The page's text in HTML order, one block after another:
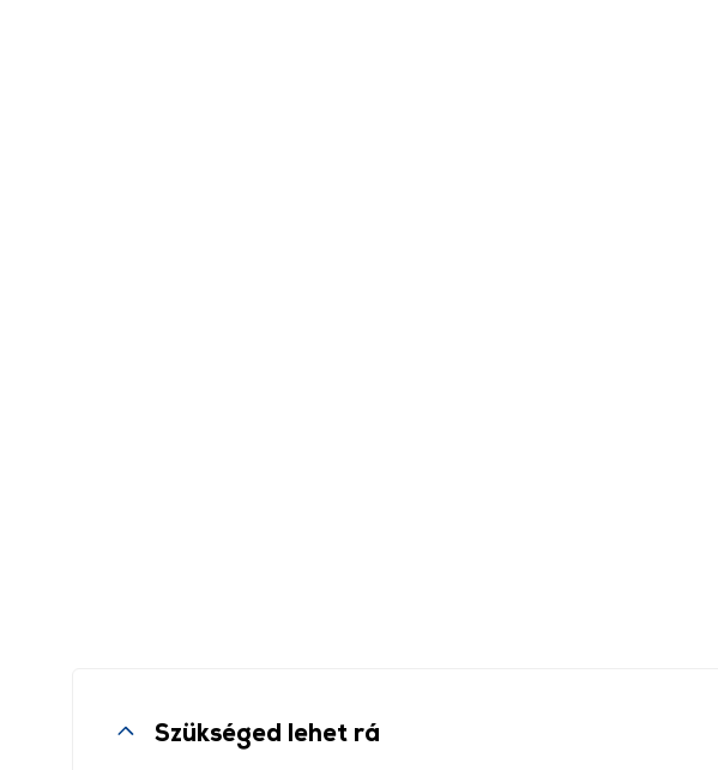
Szükséged lehet rá